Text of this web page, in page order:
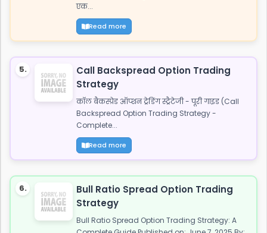
एक...
Read more
5.
Call Backspread Option Trading
Strategy
कॉल बैकस्प्रेड ऑप्शन ट्रेडिंग स्ट्रैटेजी - पूरी गाइड (Call
Backspread Option Trading Strategy -
Complete...
Read more
6.
Bull Ratio Spread Option Trading
Strategy
Bull Ratio Spread Option Trading Strategy: A